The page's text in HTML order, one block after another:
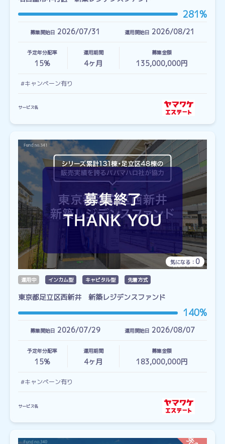
281%
募集開始日 2026/07/31 運用開始日 2026/08/21
予定年分配率
15%
運用期間
4ヶ月
募集金額
135,000,000円
#キャンペーン有り
サービス名
気になる： 0
運用中 インカム型 キャピタル型 先着方式
東京都足立区西新井 新築レジデンスファンド
140%
募集開始日 2026/07/29 運用開始日 2026/08/07
予定年分配率
15%
運用期間
4ヶ月
募集金額
183,000,000円
#キャンペーン有り
サービス名